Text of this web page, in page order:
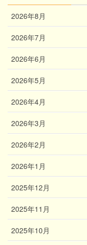
2026年8月
2026年7月
2026年6月
2026年5月
2026年4月
2026年3月
2026年2月
2026年1月
2025年12月
2025年11月
2025年10月